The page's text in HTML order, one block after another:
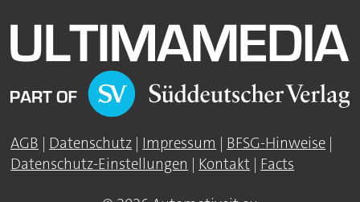
AGB | Datenschutz | Impressum | BFSG-Hinweise |
Datenschutz-Einstellungen | Kontakt | Facts